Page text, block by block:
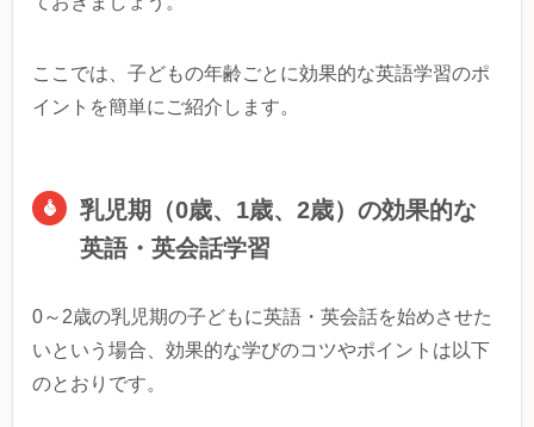
ここでは、子どもの年齢ごとに効果的な英語学習のポ
イントを簡単にご紹介します。
乳児期（0歳、1歳、2歳）の効果的な
英語・英会話学習
0～2歳の乳児期の子どもに英語・英会話を始めさせた
いという場合、効果的な学びのコツやポイントは以下
のとおりです。